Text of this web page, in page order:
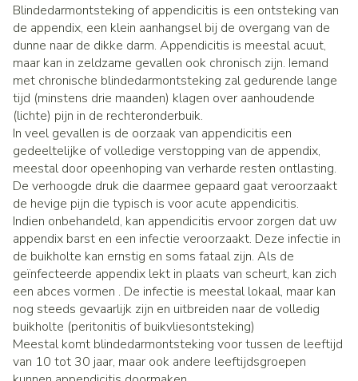
Blindedarmontsteking of appendicitis is een ontsteking van
de appendix, een klein aanhangsel bij de overgang van de
dunne naar de dikke darm. Appendicitis is meestal acuut,
maar kan in zeldzame gevallen ook chronisch zijn. Iemand
met chronische blindedarmontsteking zal gedurende lange
tijd (minstens drie maanden) klagen over aanhoudende
(lichte) pijn in de rechteronderbuik.
In veel gevallen is de oorzaak van appendicitis een
gedeeltelijke of volledige verstopping van de appendix,
meestal door opeenhoping van verharde resten ontlasting.
De verhoogde druk die daarmee gepaard gaat veroorzaakt
de hevige pijn die typisch is voor acute appendicitis.
Indien onbehandeld, kan appendicitis ervoor zorgen dat uw
appendix barst en een infectie veroorzaakt. Deze infectie in
de buikholte kan ernstig en soms fataal zijn. Als de
geïnfecteerde appendix lekt in plaats van scheurt, kan zich
een abces vormen . De infectie is meestal lokaal, maar kan
nog steeds gevaarlijk zijn en uitbreiden naar de volledig
buikholte (peritonitis of buikvliesontsteking)
Meestal komt blindedarmontsteking voor tussen de leeftijd
van 10 tot 30 jaar, maar ook andere leeftijdsgroepen